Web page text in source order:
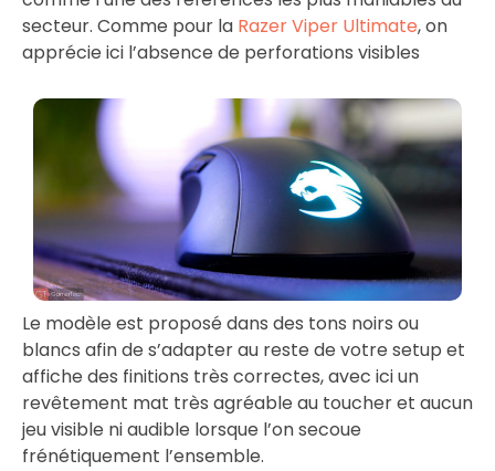
secteur. Comme pour la Razer Viper Ultimate, on
apprécie ici l’absence de perforations visibles
Le modèle est proposé dans des tons noirs ou
blancs afin de s’adapter au reste de votre setup et
affiche des finitions très correctes, avec ici un
revêtement mat très agréable au toucher et aucun
jeu visible ni audible lorsque l’on secoue
frénétiquement l’ensemble.